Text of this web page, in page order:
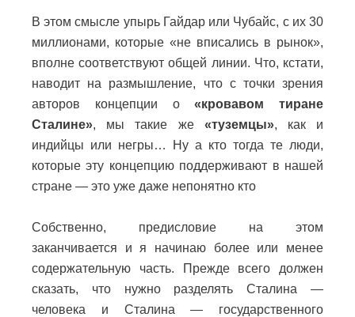
В этом смысле упырь Гайдар или Чубайс, с их 30
миллионами, которые «не вписались в рынок»,
вполне соответствуют общей линии. Что, кстати,
наводит на размышление, что с точки зрения
авторов концепции о«кровавом тиране
Сталине», мы такие же «туземцы», как и
индийцы или негры… Ну а кто тогда те люди,
которые эту концепцию поддерживают в нашей
стране — это уже даже непонятно кто
Собственно, предисловие на этом
заканчивается и я начинаю более или менее
содержательную часть. Прежде всего должен
сказать, что нужно разделять Сталина —
человека и Сталина — государственного